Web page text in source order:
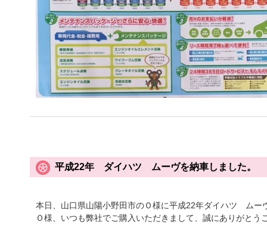
平成22年 ダイハツ ムーヴを納車しました。
本日、山口県山陽小野田市のＯ様に平成22年ダイハツ ム
Ｏ様、いつも弊社でご購入いただきまして、誠にありがとう